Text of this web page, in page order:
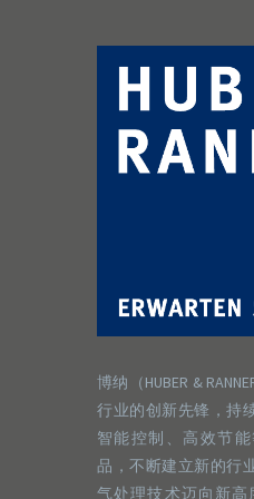
博纳（HUBER &
行业的创新先锋，持
智能控制、高效节
品，不断建立新的行
气处理技术迈向新高